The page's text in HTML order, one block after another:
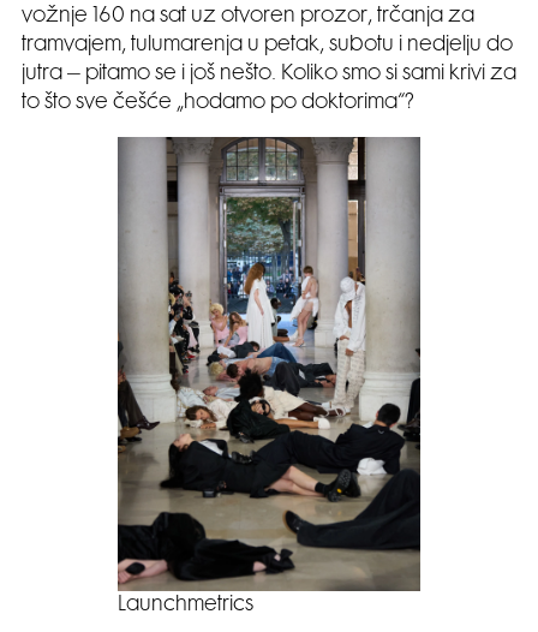
vožnje 160 na sat uz otvoren prozor, trčanja za
tramvajem, tulumarenja u petak, subotu i nedjelju do
jutra – pitamo se i još nešto. Koliko smo si sami krivi za
to što sve češće „hodamo po doktorima“?
Launchmetrics